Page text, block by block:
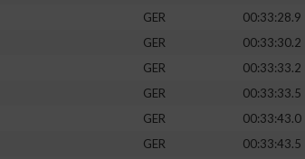
GER
00:33:28.9
GER 00:33:30.2
GER
00:33:33.2
GER
00:33:33.5
GER
00:33:43.0
GER 00:33:43.5